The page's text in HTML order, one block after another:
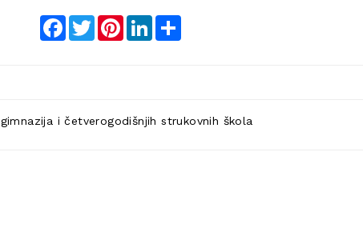
Facebook
TwitterPinterestLinkedIn
i četverogodišnjih strukovnih škola